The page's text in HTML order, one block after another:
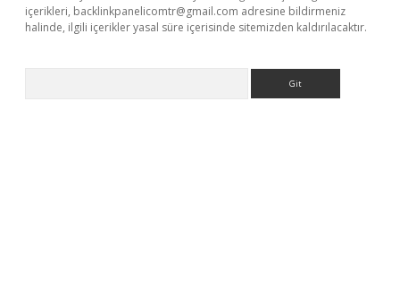
içerikleri, backlinkpanelicomtr@gmail.com adresine bildirmeniz
halinde, ilgili içerikler yasal süre içerisinde sitemizden kaldırılacaktır.